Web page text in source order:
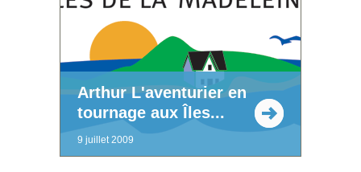
Arthur L'aventurier en
tournage aux Îles...
9 juillet 2009